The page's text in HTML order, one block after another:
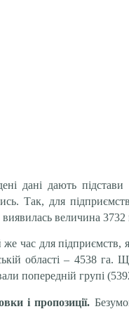
дані дають
Так, для
величина 3732
час для підприємств,
області – 4538
попередній групі
і пропозиції.